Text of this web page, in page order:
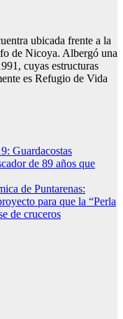
ubicada frente a la
de Nicoya. Albergó una
cuyas estructuras
es Refugio de Vida
Guardacostas
de 89 años que
de Puntarenas:
para que la “Perla
de cruceros